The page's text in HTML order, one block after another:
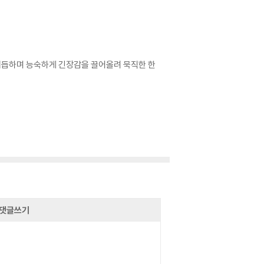
하며 능숙하게 긴장감을 끌어올려 묵직한 한
댓글쓰기